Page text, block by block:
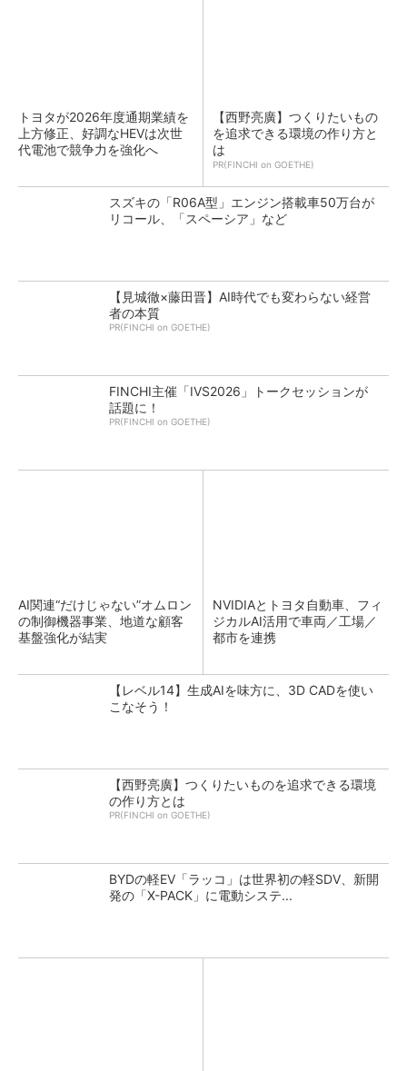
トヨタが2026年度通期業績を
上方修正、好調なHEVは次世
代電池で競争力を強化へ
【西野亮廣】つくりたいもの
を追求できる環境の作り方と
は
PR(FINCHI on GOETHE)
スズキの「R06A型」エンジン搭載車50万台が
リコール、「スペーシア」など
【見城徹×藤田晋】AI時代でも変わらない経営
者の本質
PR(FINCHI on GOETHE)
FINCHI主催「IVS2026」トークセッションが
話題に！
PR(FINCHI on GOETHE)
AI関連“だけじゃない”オムロン
の制御機器事業、地道な顧客
基盤強化が結実
NVIDIAとトヨタ自動車、フィ
ジカルAI活用で車両／工場／
都市を連携
【レベル14】生成AIを味方に、3D CADを使い
こなそう！
【西野亮廣】つくりたいものを追求できる環境
の作り方とは
PR(FINCHI on GOETHE)
BYDの軽EV「ラッコ」は世界初の軽SDV、新開
発の「X-PACK」に電動システ...